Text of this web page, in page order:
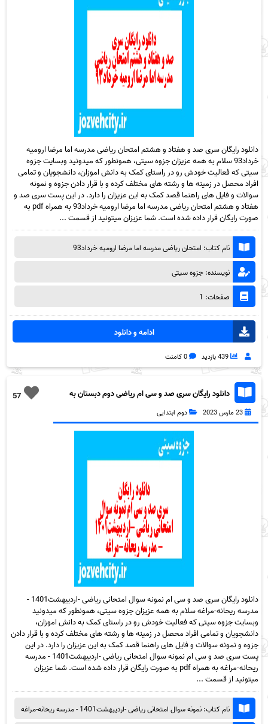
دانلود رایگان سری صد و هفتاد و هشتم امتحان ریاضی مدرسه اما مرضا ارومیه
خرداد93 سلام به همه عزیزان جزوه سیتی، همونطور که میدونید وبسایت جزوه
سیتی که فعالیت خودش رو در راستای کمک به دانش اموزان، دانشجویان و تمامی
افراد محصل در زمینه ها و رشته های مختلف کرده و با قرار دادن جزوه و نمونه
سوالات و فایل های راهنما قصد کمک به این عزیزان را دارد. در این پست سری صد و
هفتاد و هشتم امتحان ریاضی مدرسه اما مرضا ارومیه خرداد93 به همراه pdf به
صورت رایگان قرار داده شده است. شما عزیزان میتونید از قسمت ...
نام کتاب: امتحان ریاضی مدرسه اما مرضا ارومیه خرداد93
نویسنده: جزوه سیتی
صفحات: 1
ادامه و دانلود
439 بازدید 0 کامنت
57
دانلود رایگان سری صد و سی ام ریاضی دوم دبستان به
23 مارس 2023 دوم ابتدایی
دانلود رایگان سری صد و سی ام نمونه سوال امتحانی ریاضی -اردیبهشت1401 -
مدرسه ریحانه-مراغه سلام به همه عزیزان جزوه سیتی، همونطور که میدونید
وبسایت جزوه سیتی که فعالیت خودش رو در راستای کمک به دانش اموزان،
دانشجویان و تمامی افراد محصل در زمینه ها و رشته های مختلف کرده و با قرار دادن
جزوه و نمونه سوالات و فایل های راهنما قصد کمک به این عزیزان را دارد. در این
پست سری صد و سی ام نمونه سوال امتحانی ریاضی -اردیبهشت1401 - مدرسه
ریحانه-مراغه به همراه pdf به صورت رایگان قرار داده شده است. شما عزیزان
میتونید از قسمت ...
نام کتاب: نمونه سوال امتحانی ریاضی -اردیبهشت1401 - مدرسه ریحانه-مراغه